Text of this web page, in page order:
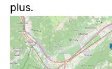
plus.